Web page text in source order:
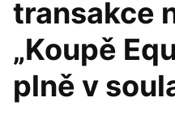
transakce
„Koupě
plně v